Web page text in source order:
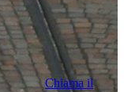
Chiama il